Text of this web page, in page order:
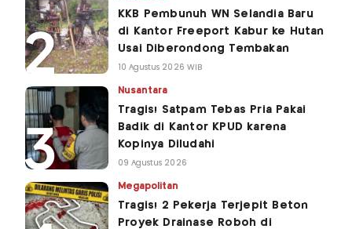
KKB Pembunuh WN Selandia Baru
di Kantor Freeport Kabur ke Hutan
Usai Diberondong Tembakan
10 Agustus 2026 WIB
Nusantara
Tragis! Satpam Tebas Pria Pakai
Badik di Kantor KPUD karena
Kopinya Diludahi
09 Agustus 2026
Megapolitan
Tragis! 2 Pekerja Terjepit Beton
Proyek Drainase Roboh di